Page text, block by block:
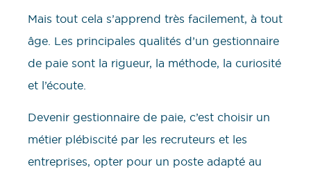
Mais tout cela s’apprend très facilement, à tout
âge. Les principales qualités d’un gestionnaire
de paie sont la rigueur, la méthode, la curiosité
et l’écoute.
Devenir gestionnaire de paie, c’est choisir un
métier plébiscité par les recruteurs et les
entreprises, opter pour un poste adapté au